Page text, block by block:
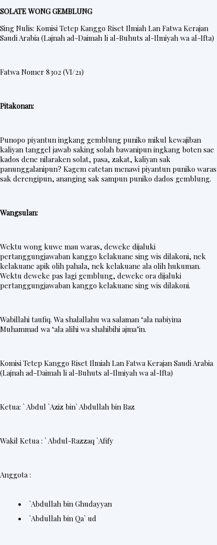
i
g
s
P
t
e
r
V
e
o
SOLATE WONG GEMBLUNG
Sing Nulis: Komisi Tetep Kanggo Riset Ilmiah Lan Fatwa Kerajan
Saudi Arabia (Lajnah ad-Daimah li al-Buhuts al-Ilmiyah wa al-Ifta)
Fatwa Nomer 8302 (VI/21)
Pitakonan:
Punopo piyantun ingkang gemblung puniko mikul kewajiban
kaliyan tanggel jawab saking solah bawanipun ingkang boten sae
kados dene nilaraken solat, pasa, zakat, kaliyan sak
panunggalanipun? Kagem catetan menawi piyantun puniko waras
sak derengipun, ananging sak sampun puniko dados gemblung.
Wangsulan:
Wektu wong kuwe mau waras, deweke dijaluki
pertanggungjawaban kanggo kelakuane sing wis dilakoni, nek
kelakuane apik olih pahala, nek kelakuane ala olih hukuman.
Wektu deweke pas lagi gemblung, deweke ora dijaluki
pertanggungjawaban kanggo kelakuane sing wis dilakoni.
Wabillahi taufiq. Wa shalallahu wa salaman ‘ala nabiyina
Muhammad wa ‘ala alihi wa shahibihi ajma’in.
Komisi Tetep Kanggo Riset Ilmiah Lan Fatwa Kerajan Saudi Arabia
(Lajnah ad-Daimah li al-Buhuts al-Ilmiyah wa al-Ifta)
Ketua: ` Abdul `Aziz bin` Abdullah bin Baz
Wakil Ketua : ` Abdul-Razzaq `Afify
Anggota :
`Abdullah bin Ghudayyan
`Abdullah bin Qa` ud